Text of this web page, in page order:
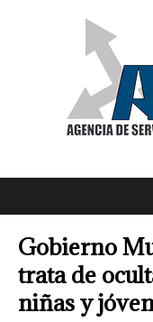
Gobierno
trata de
niñas y